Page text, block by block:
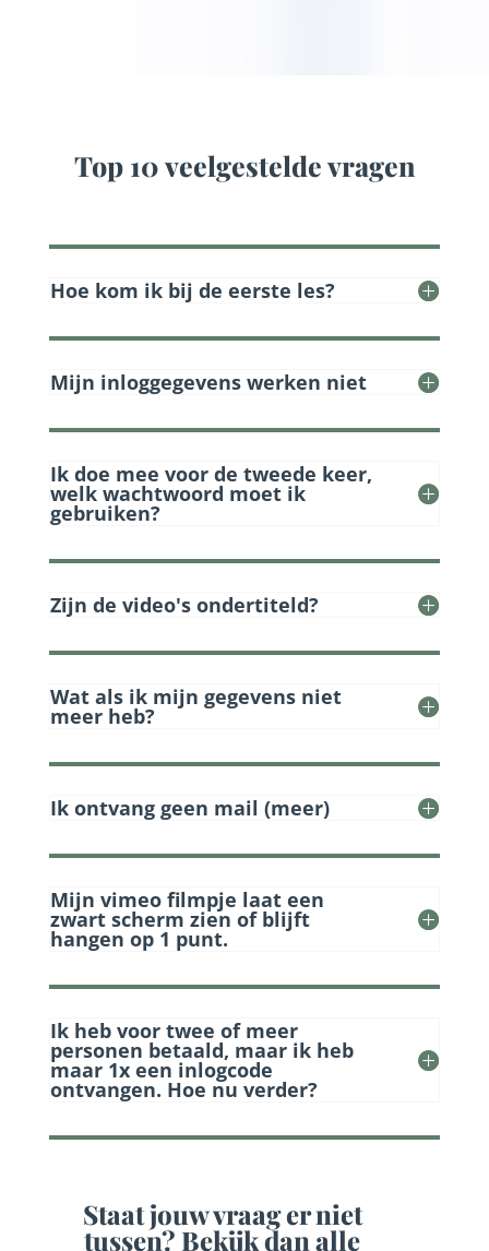
Top 10 veelgestelde vragen
Hoe kom ik bij de eerste les?
Mijn inloggegevens werken niet
Ik doe mee voor de tweede keer,
welk wachtwoord moet ik
gebruiken?
Zijn de video's ondertiteld?
Wat als ik mijn gegevens niet
meer heb?
Ik ontvang geen mail (meer)
Mijn vimeo filmpje laat een
zwart scherm zien of blijft
hangen op 1 punt.
Ik heb voor twee of meer
personen betaald, maar ik heb
maar 1x een inlogcode
ontvangen. Hoe nu verder?
Staat jouw vraag er niet
tussen? Bekijk dan alle